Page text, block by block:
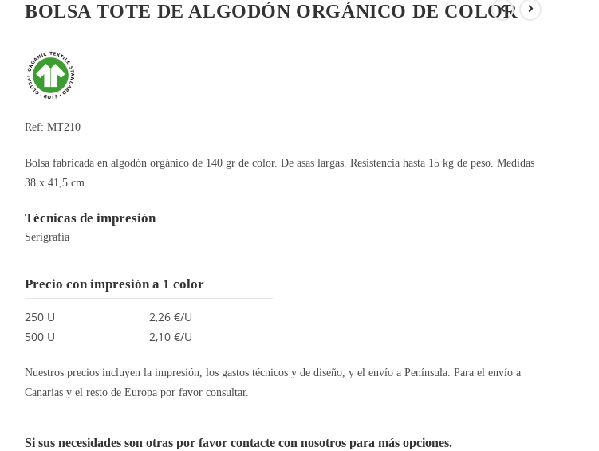
BOLSA TOTE DE ALGODÓN ORGÁNICO DE COLOR
Ref: MT210
Bolsa fabricada en algodón orgánico de 140 gr de color. De asas largas. Resistencia hasta 15 kg de peso. Medidas
38 x 41,5 cm.
Técnicas de impresión
Serigrafía
Precio con impresión a 1 color
250 U
500 U
2,26 €/U
2,10 €/U
Nuestros precios incluyen la impresión, los gastos técnicos y de diseño, y el envío a Península. Para el envío a
Canarias y el resto de Europa por favor consultar.
Si sus necesidades son otras por favor contacte con nosotros para más opciones.